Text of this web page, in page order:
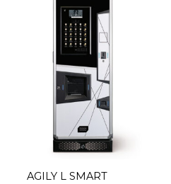
AGILY L SMART